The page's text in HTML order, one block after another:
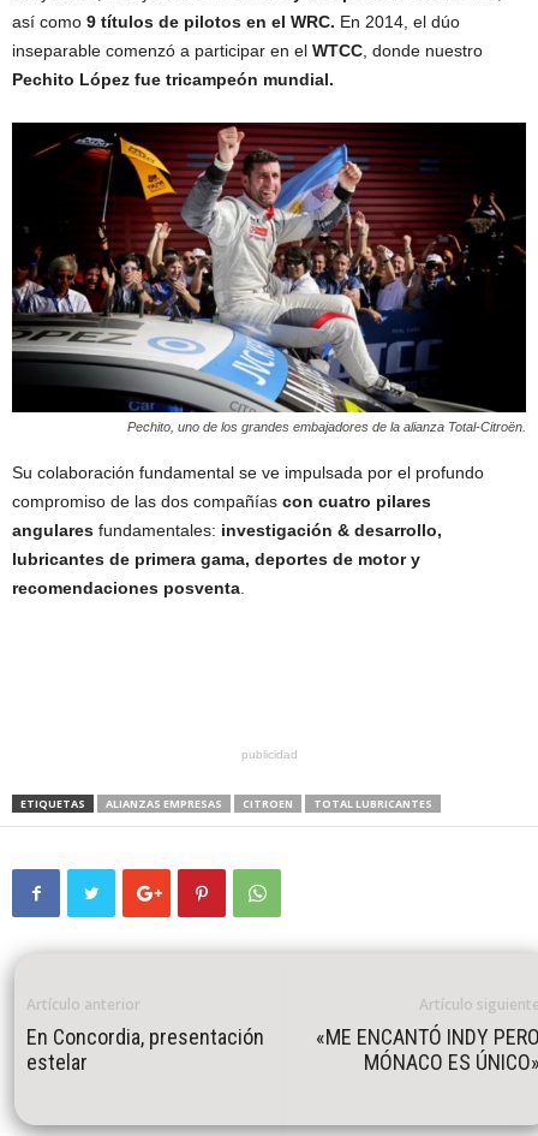
así como 9 títulos de pilotos en el WRC. En 2014, el dúo
inseparable comenzó a participar en el WTCC, donde nuestro
Pechito López fue tricampeón mundial.
Pechito, uno de los grandes embajadores de la alianza Total-Citroën.
Su colaboración fundamental se ve impulsada por el profundo
compromiso de las dos compañías con cuatro pilares
angulares fundamentales: investigación & desarrollo,
lubricantes de primera gama, deportes de motor y
recomendaciones posventa.
publicidad
ETIQUETAS ALIANZAS EMPRESAS CITROEN TOTAL LUBRICANTES
Artículo anterior
En Concordia, presentación
estelar
Artículo
«ME ENCANTÓ INDY
MÓNACO ES